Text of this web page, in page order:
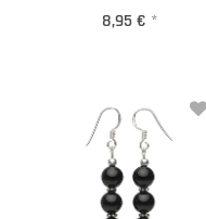
8,95 € *